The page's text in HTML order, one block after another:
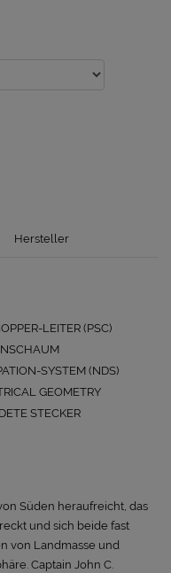
Hersteller
LEITER (PSC)
SYSTEM (NDS)
GEOMETRY
STECKER
Süden heraufreicht, das
und sich beide fast
von Landmasse und
Captain John C.